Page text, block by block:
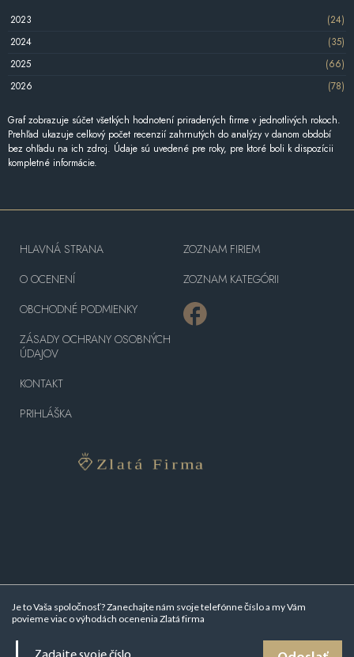
2023
(24)
2024
(35)
2025
(66)
2026
(78)
Graf zobrazuje súčet všetkých hodnotení priradených firme v jednotlivých rokoch.
Prehľad ukazuje celkový počet recenzií zahrnutých do analýzy v danom období
bez ohľadu na ich zdroj. Údaje sú uvedené pre roky, pre ktoré boli k dispozícii
kompletné informácie.
Je to Vaša spoločnosť? Zanechajte nám svoje telefónne číslo a my Vám
povieme viac ovýhodách ocenenia Zlatá firma
HLAVNÁ STRANA
O OCENENÍ
OBCHODNÉ PODMIENKY
ZÁSADY OCHRANY OSOBNÝCH
ÚDAJOV
KONTAKT
PRIHLÁŠKA
ZOZNAM FIRIEM
ZOZNAM KATEGÓRII